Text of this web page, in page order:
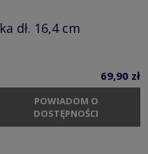
dł. 16,4 cm
69,90 zł
POWIADOM O
DOSTĘPNOŚCI